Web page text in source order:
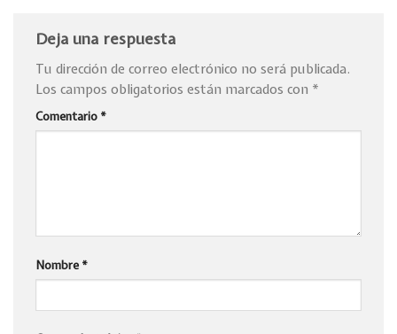
Deja una respuesta
Tu dirección de correo electrónico no será publicada.
Los campos obligatorios están marcados con *
Comentario *
Nombre *